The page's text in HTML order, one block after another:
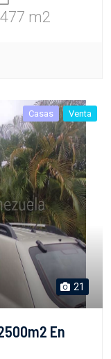
477 m2
Casas Venta
21
En